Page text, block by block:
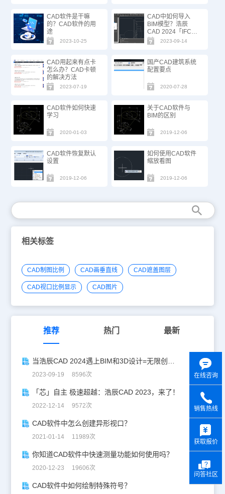
CAD软件是干嘛
的？CAD软件的用
途
2023-10-25
CAD中如何导入
BIM模型？浩辰
CAD 2024「IFC标
准数据转换」功能
上线！
2023-09-14
CAD用起来有点卡
怎么办？CAD卡顿
的解决方法
2023-07-19
国产CAD建筑系统
配置要点
2020-07-28
CAD软件如何快速
学习
2020-01-03
关于CAD软件与
BIM的区别
2019-12-06
CAD软件恢复默认
设置
2019-12-06
如何使用CAD软件
缩放看图
2019-12-06
相关标签
CAD制图比例 CAD画垂直线 CAD遮盖图层
CAD视口比例显示 CAD图片
推荐 热门 最新
2023-09-19 8596次
「芯」自主 极速超越：浩辰CAD 2023，来了！
2022-12-14 9572次
CAD软件中怎么创建异形视口？
2021-01-14 11989次
你知道CAD软件中快速测量功能如何使用吗？
2020-12-23 19606次
CAD软件中如何绘制特殊符号？
在线咨询
销售热线
获取报价
问答社区